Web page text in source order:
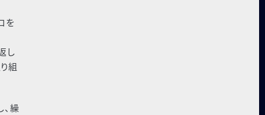
を
し
組
繰